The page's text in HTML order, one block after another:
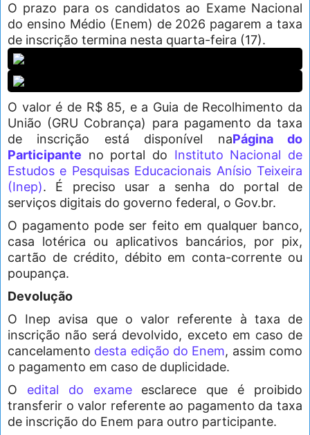
O prazo para os candidatos ao Exame Nacional
do ensino Médio (Enem) de 2026 pagarem a taxa
de inscrição termina nesta quarta-feira (17).
O valor é de R$ 85, e a Guia de Recolhimento da
União (GRU Cobrança) para pagamento da taxa
de inscrição está disponível naPágina do
Participante no portal do Instituto Nacional de
Estudos e Pesquisas Educacionais Anísio Teixeira
(Inep). É preciso usar a senha do portal de
serviços digitais do governo federal, o Gov.br.
O pagamento pode ser feito em qualquer banco,
casa lotérica ou aplicativos bancários, por pix,
cartão de crédito, débito em conta-corrente ou
poupança.
Devolução
O Inep avisa que o valor referente à taxa de
inscrição não será devolvido, exceto em caso de
cancelamento desta edição do Enem, assim como
o pagamento em caso de duplicidade.
O edital do exameesclarece que é proibido
transferir o valor referente ao pagamento da taxa
de inscrição do Enem para outro participante.